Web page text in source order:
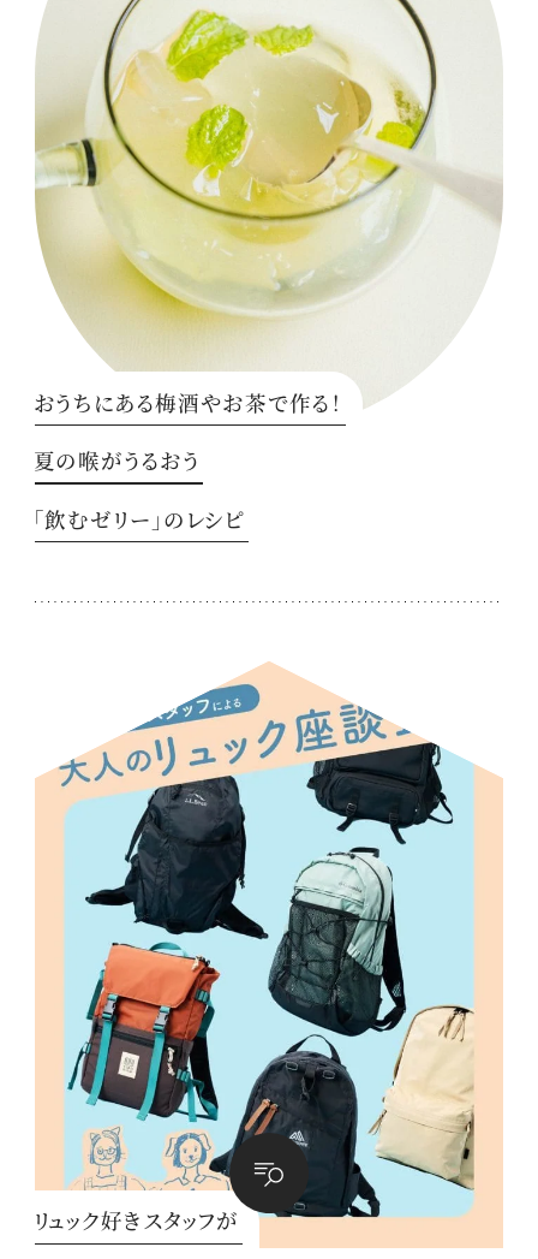
おうちにある梅酒やお茶で作る！
夏の喉がうるおう
「飲むゼリー」のレシピ
リュック好きスタッフが